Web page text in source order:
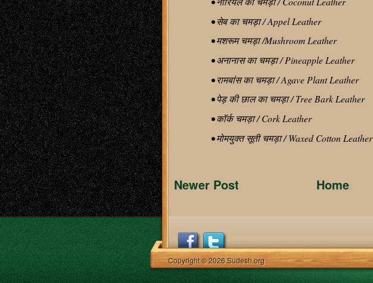
• सेब का चमड़ा / Appel Leather
• मशरूम चमड़ा /Mushroom Leather
• अनानास का चमड़ा / Pineapple Leather
• रामबांस का चमड़ा / Agave Plant Leather
• पेड़ की छाल का चमड़ा / Tree Bark Leather
• कॉर्क चमड़ा / Cork Leather
• मोमयुक्त सूती चमड़ा / Waxed Cotton Leather
Newer Post Home
Copyright © 2026 Sudesh.org